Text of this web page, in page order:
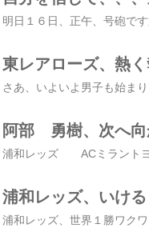
東レアローズ、熱く
阿部 勇樹、次へ向
浦和レッズ、いけ